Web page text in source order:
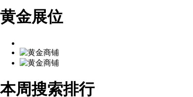
黄金展位
本周搜索排行